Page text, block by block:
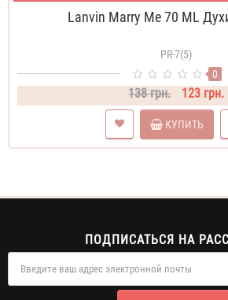
Lanvin Marry Me 70 ML
PR-7(5)
0
138 грн. 123 грн.
КУПИТЬ
ПОДПИСАТЬСЯ НА